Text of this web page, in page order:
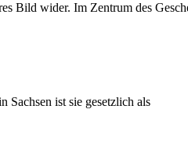
Bild wider. Im Zentrum des
Sachsen ist sie gesetzlich als